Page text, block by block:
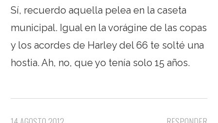
Sí, recuerdo aquella pelea en la caseta
municipal. Igual en la vorágine de las copas
y los acordes de Harley del 66 te solté una
hostia. Ah, no, que yo tenía solo 15 años.